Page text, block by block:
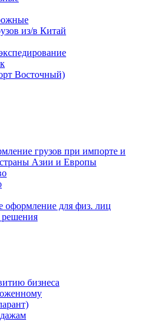
из/в Китай
Восточный)
грузов при импорте и
Азии и Европы
оформление для физ. лиц
бизнеса